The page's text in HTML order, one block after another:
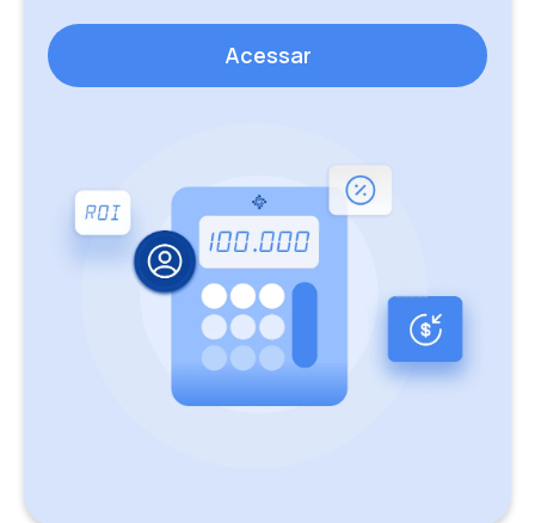
Acessar